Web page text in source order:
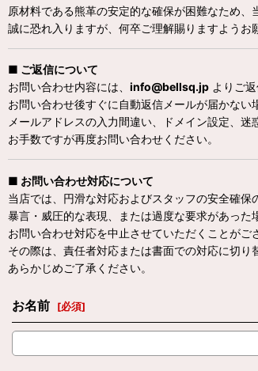
原材料である熊革の安定的な確保が困難なため、
誠に恐れ入りますが、何卒ご理解賜りますようお
■ ご返信について
お問い合わせ内容には、 info@bellsq.jp よりご返
お問い合わせ後すぐに自動返信メールが届かない
メールアドレスの入力間違い、ドメイン設定、迷
お手数ですが再度お問い合わせください。
■ お問い合わせ対応について
当店では、円滑な対応およびスタッフの安全確保
暴言・威圧的な表現、または過度な要求があった
お問い合わせ対応を中止させていただくことがご
その際は、責任者対応または書面での対応に切り
あらかじめご了承ください。
お名前 [必須]